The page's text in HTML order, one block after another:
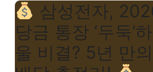
삼성전자,
당금 통장 ‘두둑’
울 비결? 5년 만